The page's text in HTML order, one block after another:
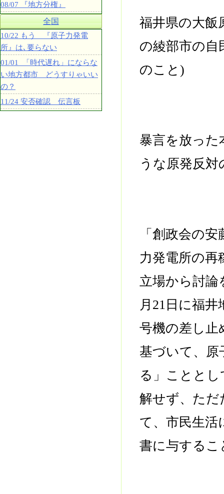
福井県の大飯
の綾部市の自
のこと)
暴言を放った
うな原発反
「創政会の
力発電所の
立場から討論
月21日に福
号機の差し止
基づいて、原
る」ことと
解せず、ただ
て、市民生活
書に与する
08/07 『地方分権』
全国
10/22 もう 『原子力発電
所』は､要らない
01/01 「時代遅れ」にならな
い地方都市 どうすりゃいい
の？
11/24 安否確認 伝言板